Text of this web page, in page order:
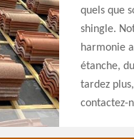
quels que
shingle.
harmonie
étanche,
tardez
contactez-